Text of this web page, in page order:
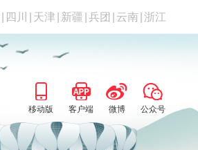
四川 天津 新疆 兵团 云南 浙江
移动版 客户端 微博 公众号